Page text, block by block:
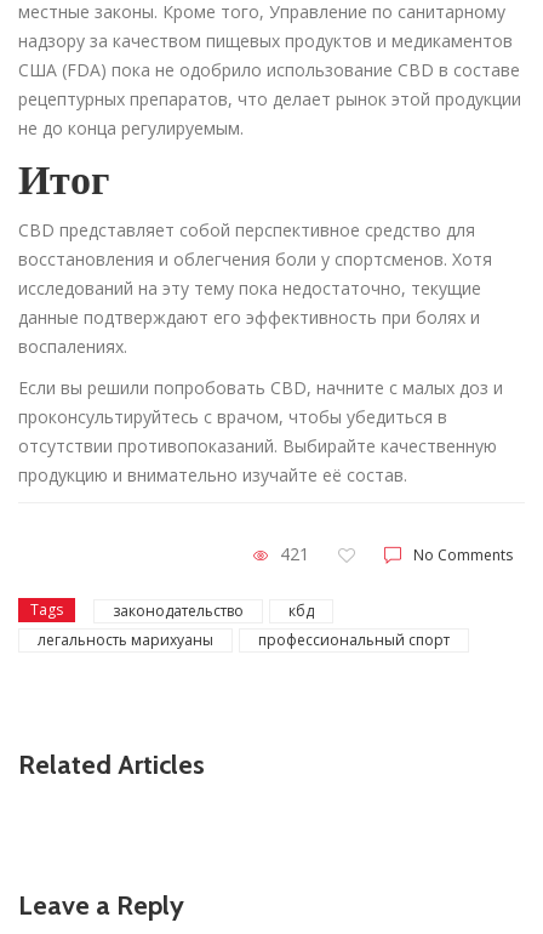
местные законы. Кроме того, Управление по санитарному
надзору за качеством пищевых продуктов и медикаментов
США (FDA) пока не одобрило использование CBD в составе
рецептурных препаратов, что делает рынок этой продукции
не до конца регулируемым.
Итог
CBD представляет собой перспективное средство для
восстановления и облегчения боли у спортсменов. Хотя
исследований на эту тему пока недостаточно, текущие
данные подтверждают его эффективность при болях и
воспалениях.
Если вы решили попробовать CBD, начните с малых доз и
проконсультируйтесь с врачом, чтобы убедиться в
отсутствии противопоказаний. Выбирайте качественную
продукцию и внимательно изучайте её состав.
421 No Comments
Tags законодательство
кбд
легальность марихуаны
профессиональный спорт
Related Articles
Leave a Reply